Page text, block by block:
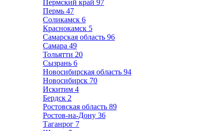
Пермский край 97
Пермь 47
Соликамск 6
Краснокамск 5
Самарская область 96
Самара 49
Тольятти 20
Сызрань 6
Новосибирская область 94
Новосибирск 70
Искитим 4
Бердск 2
Ростовская область 89
Ростов-на-Дону 36
Таганрог 7